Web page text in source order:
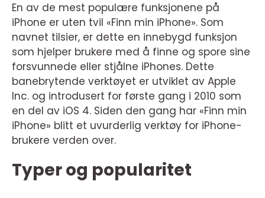
En av de mest populære funksjonene på
iPhone er uten tvil «Finn min iPhone». Som
navnet tilsier, er dette en innebygd funksjon
som hjelper brukere med å finne og spore sine
forsvunnede eller stjålne iPhones. Dette
banebrytende verktøyet er utviklet av Apple
Inc. og introdusert for første gang i 2010 som
en del av iOS 4. Siden den gang har «Finn min
iPhone» blitt et uvurderlig verktøy for iPhone-
brukere verden over.
Typer og popularitet